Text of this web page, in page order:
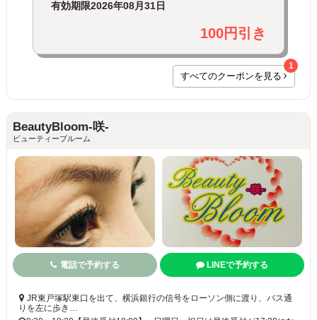
有効期限2026年08月31日
100円引き
すべてのクーポンを見る
1
BeautyBloom-咲-
ビューティーブルーム
電話で予約する LINEで予約する
JR東戸塚駅東口を出て、横浜銀行の信号をローソン側に渡り、バス通
りを左に歩き…